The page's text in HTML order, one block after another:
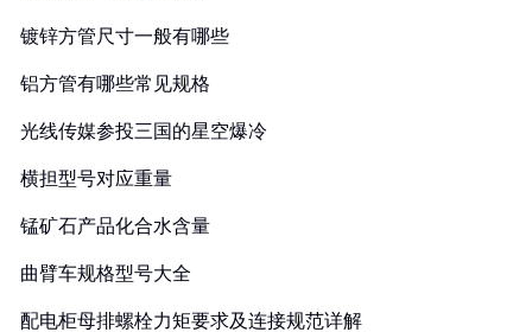
镀锌方管尺寸一般有哪些
铝方管有哪些常见规格
光线传媒参投三国的星空爆冷
横担型号对应重量
锰矿石产品化合水含量
曲臂车规格型号大全
配电柜母排螺栓力矩要求及连接规范详解